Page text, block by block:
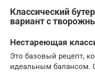
Классический
вариант с
Нестареющая
Это базовый рецепт,
идеальным балансом.